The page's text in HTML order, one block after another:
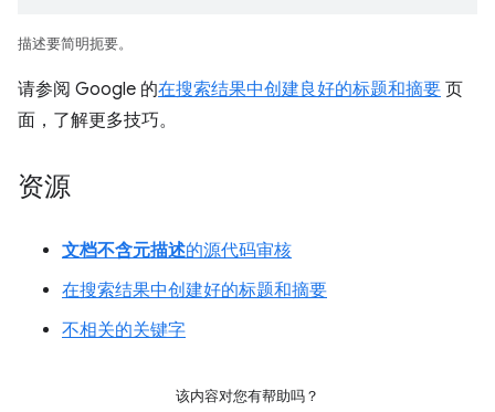
描述要简明扼要。
请参阅 Google 的在搜索结果中创建良好的标题和摘要 页
面，了解更多技巧。
资源
文档不含元描述的源代码审核
在搜索结果中创建好的标题和摘要
不相关的关键字
该内容对您有帮助吗？